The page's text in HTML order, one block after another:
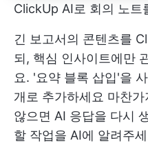
ClickUp AI로 회의 노트
긴 보고서의 콘텐츠를
되, 핵심 인사이트에만
요. '요약 블록 삽입'을
개로 추가하세요 마찬
않으면 AI 응답을 다시
할 작업을 AI에 알려주